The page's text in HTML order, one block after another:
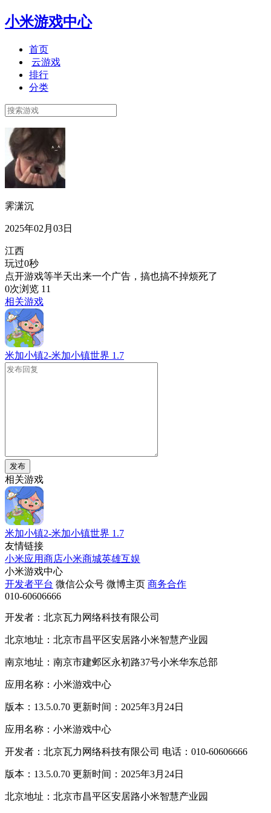
小米游戏中心
首页
云游戏
排行
分类
霁潇沉
2025年02月03日
江西
玩过0秒
点开游戏等半天出来一个广告，搞也搞不掉烦死了
0次浏览 11
相关游戏
米加小镇2-米加小镇世界 1.7
发布
相关游戏
米加小镇2-米加小镇世界 1.7
友情链接
小米应用商店小米商城英雄互娱
小米游戏中心
开发者平台 微信公众号 微博主页 商务合作
010-60606666
开发者：北京瓦力网络科技有限公司
北京地址：北京市昌平区安居路小米智慧产业园
南京地址：南京市建邺区永初路37号小米华东总部
应用名称：小米游戏中心
版本：13.5.0.70 更新时间：2025年3月24日
应用名称：小米游戏中心
开发者：北京瓦力网络科技有限公司 电话：010-60606666
版本：13.5.0.70 更新时间：2025年3月24日
北京地址：北京市昌平区安居路小米智慧产业园